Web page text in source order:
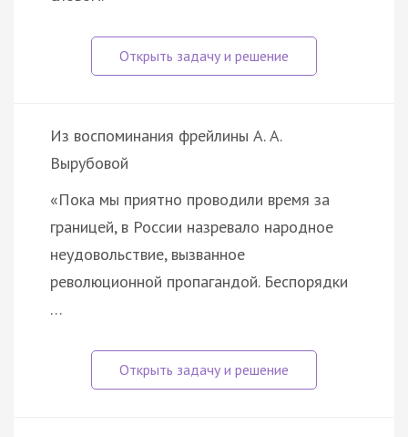
Из воспоминания фрейлины А. А.
Вырубовой
«Пока мы приятно проводили время за
границей, в России назревало народное
неудовольствие, вызванное
революционной пропагандой. Беспорядки
…